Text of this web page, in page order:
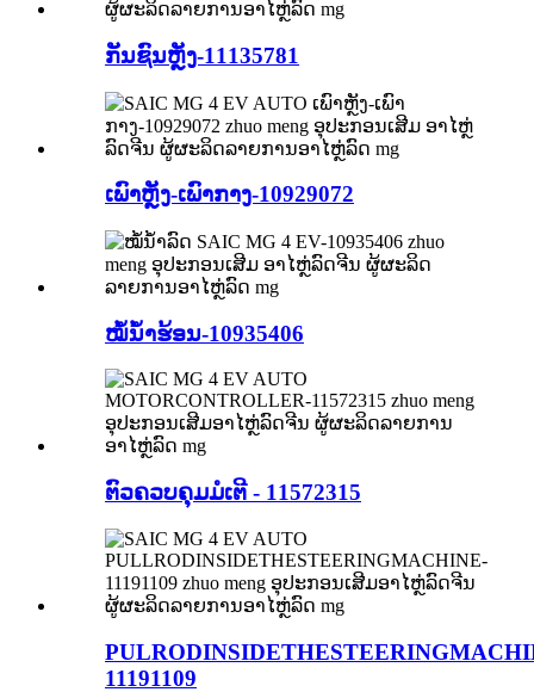
ກັນຊົນຫຼັງ-11135781
ເພົາຫຼັງ-ເພົາກາງ-10929072
ໝໍ້ນ້ຳຮ້ອນ-10935406
ຕົວຄວບຄຸມມໍເຕີ - 11572315
11191109